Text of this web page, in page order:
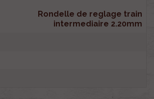
Rondelle de reglage train
intermediaire 2.20mm